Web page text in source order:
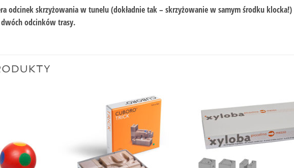
odcinek skrzyżowania w tunelu (dokładnie tak – skrzyżowanie w samym środku
odcinków trasy.